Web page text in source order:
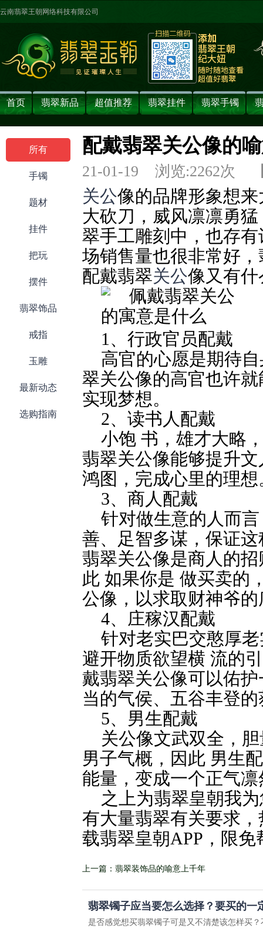
云南翡翠王朝网络科技有限公司
首页 翡翠新品 超值推荐 翡翠挂件 翡翠手镯
所有
手镯
题材
挂件
把玩
摆件
翡翠饰品
戒指
玉雕
最新动态
选购指南
配戴翡翠关公像的
21-01-19 浏览:2262次
关公像的品牌形象想
大砍刀，威风凛凛勇
翠手工雕刻中，也存有
场销售量也很非常好，
配戴翡翠关公像又有什
1、行政官员配戴
高官的心愿是期待
翠关公像的高官也许
实现梦想。
2、读书人配戴
小饱 书，雄才大略
翡翠关公像能够提升
鸿图，完成心里的理想
3、商人配戴
针对做生意的人而
善、足智多谋，保证
翡翠关公像是商人的
此 如果你是 做买卖的
公像，以求取财神爷的
4、庄稼汉配戴
针对老实巴交憨厚
避开物质欲望横 流的
戴翡翠关公像可以佑
当的气侯、五谷丰登
5、男生配戴
关公像文武双全，
男子气概，因此 男生
能量，变成一个正气
之上为翡翠皇朝我
有大量翡翠有关要求
载翡翠皇朝APP，限免
上一篇：翡翠装饰品的喻意上千年
翡翠镯子应当要怎么选择？要买的一
是否感觉想买翡翠镯子可是又不清楚该怎样买